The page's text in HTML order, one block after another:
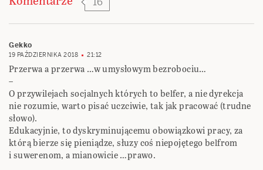
Gekko
19 PAŹDZIERNIKA 2018 21:12
Przerwa a przerwa …w umysłowym bezrobociu…
–
O przywilejach socjalnych których to belfer, a nie dyrekcja
nie rozumie, warto pisać uczciwie, tak jak pracować (trudne
słowo).
Edukacyjnie, to dyskryminującemu obowiązkowi pracy, za
którą bierze się pieniądze, słuzy coś niepojętego belfrom
i suwerenom, a mianowicie …prawo.